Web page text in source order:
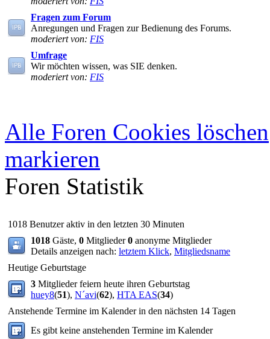
Fragen zum Forum
Anregungen und Fragen zur Bedienung des Forums.
moderiert von: FIS
Umfrage
Wir möchten wissen, was SIE denken.
moderiert von: FIS
Alle Foren Cookies löschen
markieren
Foren Statistik
1018 Benutzer aktiv in den letzten 30 Minuten
1018 Gäste, 0 Mitglieder0 anonyme Mitglieder
Details anzeigen nach: letztem Klick, Mitgliedsname
Heutige Geburtstage
3 Mitglieder feiern heute ihren Geburtstag
huey8(51), N´avi(62), HTA EAS(34)
Anstehende Termine im Kalender in den nächsten 14 Tagen
Es gibt keine anstehenden Termine im Kalender